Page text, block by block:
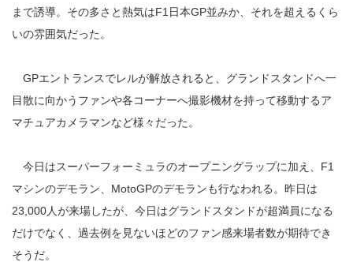
まで誘導。その多さと熱気はF1日本GP並みか、それを超えるくら
いの雰囲気だった。
GPエントランスでレルが解放されると、グランドスタンドへ一
目散に向かうファンや各コーナーへ撮影機材を持って移動するア
マチュアカメラマンなど様々だった。
今日はスーパーフォーミュラのオープニングラップに加え、F1
マシンのデモラン、MotoGPのデモランも行なわれる。昨日は
23,000人が来場したが、今日はグランドスタンドが超満員になる
だけでなく、過去例を見ないほどのファン感来場者数が期待でき
そうだ。